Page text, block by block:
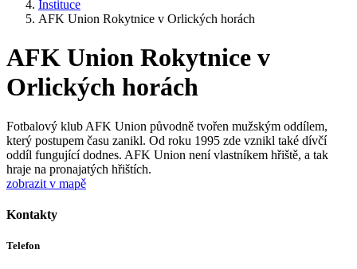
Instituce
AFK Union Rokytnice v Orlických horách
AFK Union Rokytnice v
Orlických horách
Fotbalový klub AFK Union původně tvořen mužským oddílem,
který postupem času zanikl. Od roku 1995 zde vznikl také dívčí
oddíl fungující dodnes. AFK Union není vlastníkem hřiště, a tak
hraje na pronajatých hřištích.
zobrazit v mapě
Kontakty
Telefon